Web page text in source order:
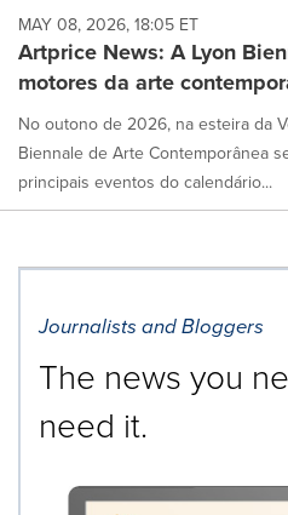
MAY 08, 2026, 18:05 ET
Artprice News: A Lyon
motores da arte
No outono de 2026, na esteira da
Biennale de Arte Contemporânea
principais eventos do calendário...
Journalists and Bloggers
The news you
need it.